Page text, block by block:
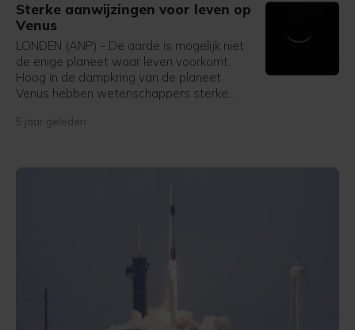
Sterke aanwijzingen voor leven op
Venus
LONDEN (ANP) - De aarde is mogelijk niet
de enige planeet waar leven voorkomt.
Hoog in de dampkring van de planeet
Venus hebben wetenschappers sterke
gaat om microbes, minieme organismen die
5 jaar geleden